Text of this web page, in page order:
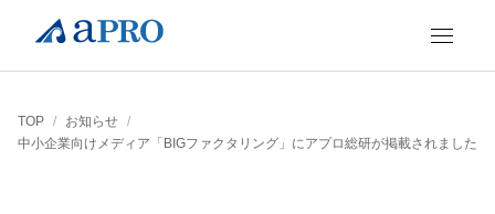
TOP / お知らせ /
中小企業向けメディア「BIGファクタリング」にアプロ総研が掲載されました